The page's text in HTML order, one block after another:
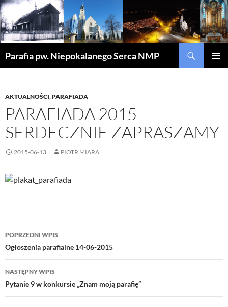
Parafia pw. Niepokalanego Serca NMP
AKTUALNOŚCI,PARAFIADA
PARAFIADA 2015 –
SERDECZNIE ZAPRASZAMY
2015-06-13 PIOTR MIARA
Nawigacja
wpisu
POPRZEDNI WPIS
Ogłoszenia parafialne 14-06-2015
NASTĘPNY WPIS
Pytanie 9 w konkursie „Znam moją parafię”